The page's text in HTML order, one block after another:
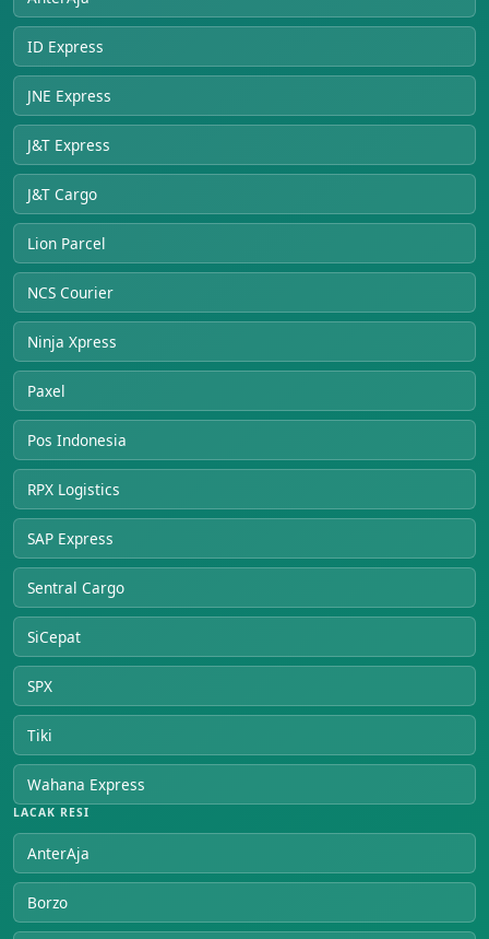
ID Express
JNE Express
J&T Express
J&T Cargo
Lion Parcel
NCS Courier
Ninja Xpress
Paxel
Pos Indonesia
RPX Logistics
SAP Express
Sentral Cargo
SiCepat
SPX
Tiki
Wahana Express
LACAK RESI
AnterAja
Borzo